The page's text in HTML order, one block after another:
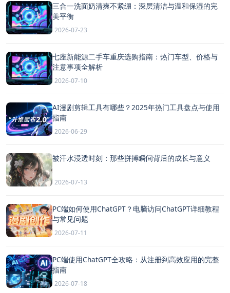
三合一洗面奶清爽不紧绷：深层清洁与温和保湿的完
美平衡
2026-07-23
七座新能源二手车重庆选购指南：热门车型、价格与
注意事项全解析
2026-07-10
AI漫剧剪辑工具有哪些？2025年热门工具盘点与使用
指南
2026-06-29
被汗水浸透时刻：那些拼搏瞬间背后的成长与意义
2026-07-13
PC端如何使用ChatGPT？电脑访问ChatGPT详细教程
与常见问题
2026-07-11
PC端使用ChatGPT全攻略：从注册到高效应用的完整
指南
2026-07-18